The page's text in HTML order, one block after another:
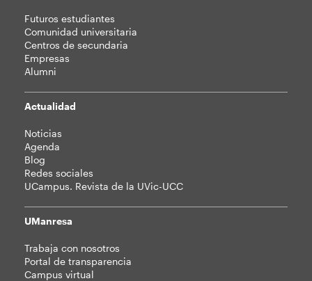
Futuros estudiantes
Comunidad universitaria
Centros de secundaria
Empresas
Alumni
Actualidad
Noticias
Agenda
Blog
Redes sociales
UCampus. Revista de la UVic-UCC
UManresa
Trabaja con nosotros
Portal de transparencia
Campus virtual